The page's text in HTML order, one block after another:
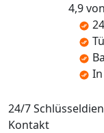
4,9
24/7
Kontakt